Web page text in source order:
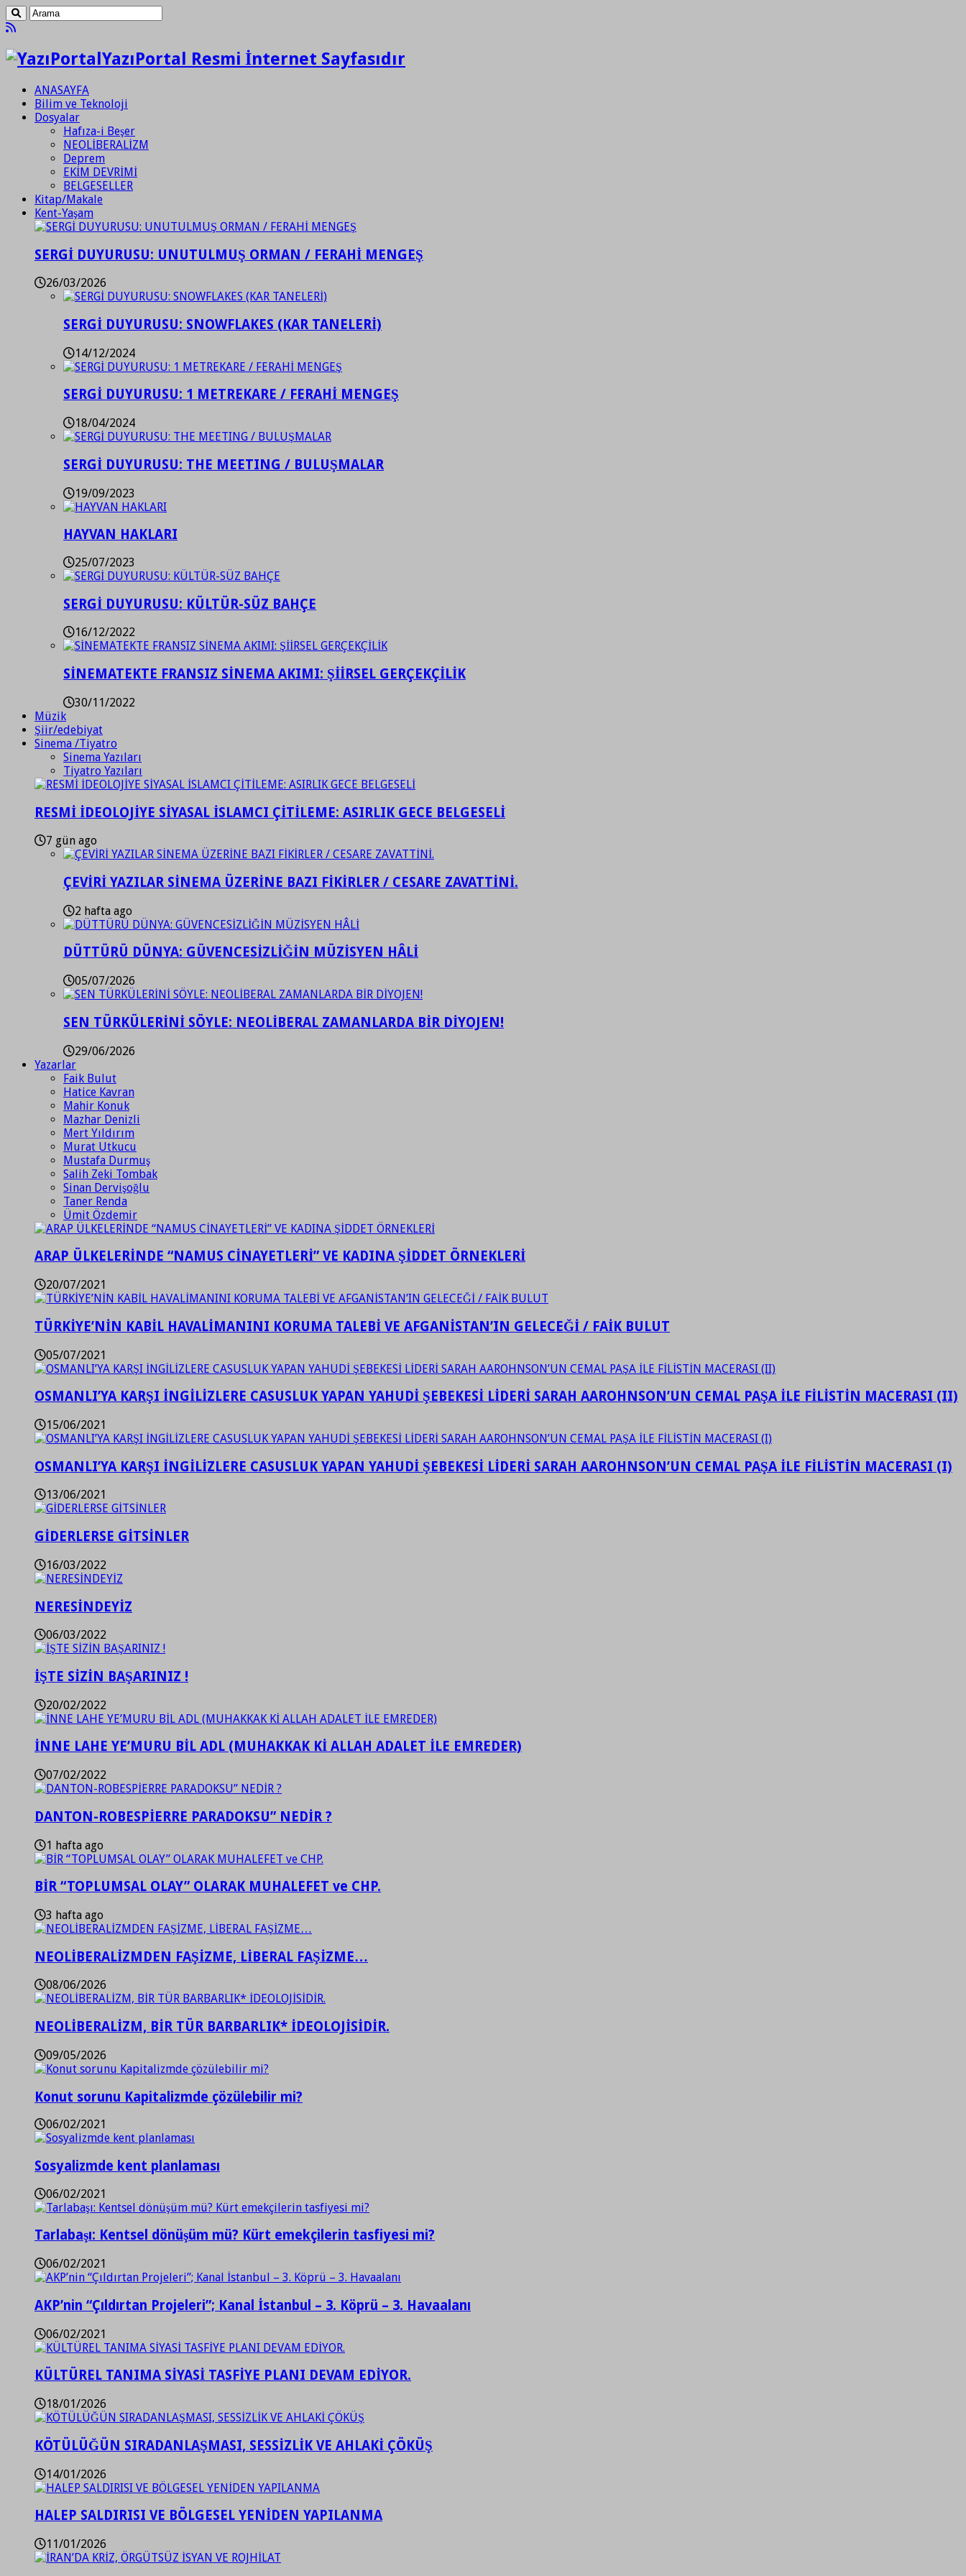
YazıPortal Resmi İnternet Sayfasıdır
ANASAYFA
Bilim ve Teknoloji
Dosyalar
Hafıza-i Beşer
NEOLİBERALİZM
Deprem
EKİM DEVRİMİ
BELGESELLER
Kitap/Makale
Kent-Yaşam
SERGİ DUYURUSU: UNUTULMUŞ ORMAN / FERAHİ MENGEŞ
26/03/2026
SERGİ DUYURUSU: SNOWFLAKES (KAR TANELERİ)
14/12/2024
SERGİ DUYURUSU: 1 METREKARE / FERAHİ MENGEŞ
18/04/2024
SERGİ DUYURUSU: THE MEETING / BULUŞMALAR
19/09/2023
HAYVAN HAKLARI
25/07/2023
SERGİ DUYURUSU: KÜLTÜR-SÜZ BAHÇE
16/12/2022
SİNEMATEKTE FRANSIZ SİNEMA AKIMI: ŞİİRSEL GERÇEKÇİLİK
30/11/2022
Müzik
Şiir/edebiyat
Sinema /Tiyatro
Sinema Yazıları
Tiyatro Yazıları
RESMİ İDEOLOJİYE SİYASAL İSLAMCI ÇİTİLEME: ASIRLIK GECE BELGESELİ
7 gün ago
ÇEVİRİ YAZILAR SİNEMA ÜZERİNE BAZI FİKİRLER / CESARE ZAVATTİNİ.
2 hafta ago
DÜTTÜRÜ DÜNYA: GÜVENCESİZLİĞİN MÜZİSYEN HÂLİ
05/07/2026
SEN TÜRKÜLERİNİ SÖYLE: NEOLİBERAL ZAMANLARDA BİR DİYOJEN!
29/06/2026
Yazarlar
Faik Bulut
Hatice Kavran
Mahir Konuk
Mazhar Denizli
Mert Yıldırım
Murat Utkucu
Mustafa Durmuş
Salih Zeki Tombak
Sinan Dervişoğlu
Taner Renda
Ümit Özdemir
ARAP ÜLKELERİNDE “NAMUS CİNAYETLERİ” VE KADINA ŞİDDET ÖRNEKLERİ
20/07/2021
TÜRKİYE’NİN KABİL HAVALİMANINI KORUMA TALEBİ VE AFGANİSTAN’IN GELECEĞİ / FAİK BULUT
05/07/2021
OSMANLI’YA KARŞI İNGİLİZLERE CASUSLUK YAPAN YAHUDİ ŞEBEKESİ LİDERİ SARAH AAROHNSON’UN CEMAL PAŞA İLE FİLİSTİN MACERASI (II)
15/06/2021
OSMANLI’YA KARŞI İNGİLİZLERE CASUSLUK YAPAN YAHUDİ ŞEBEKESİ LİDERİ SARAH AAROHNSON’UN CEMAL PAŞA İLE FİLİSTİN MACERASI (I)
13/06/2021
GİDERLERSE GİTSİNLER
16/03/2022
NERESİNDEYİZ
06/03/2022
İŞTE SİZİN BAŞARINIZ !
20/02/2022
İNNE LAHE YE’MURU BİL ADL (MUHAKKAK Kİ ALLAH ADALET İLE EMREDER)
07/02/2022
DANTON-ROBESPİERRE PARADOKSU” NEDİR ?
1 hafta ago
BİR “TOPLUMSAL OLAY” OLARAK MUHALEFET ve CHP.
3 hafta ago
NEOLİBERALİZMDEN FAŞİZME, LİBERAL FAŞİZME…
08/06/2026
NEOLİBERALİZM, BİR TÜR BARBARLIK* İDEOLOJİSİDİR.
09/05/2026
Konut sorunu Kapitalizmde çözülebilir mi?
06/02/2021
Sosyalizmde kent planlaması
06/02/2021
Tarlabaşı: Kentsel dönüşüm mü? Kürt emekçilerin tasfiyesi mi?
06/02/2021
AKP’nin “Çıldırtan Projeleri”; Kanal İstanbul – 3. Köprü – 3. Havaalanı
06/02/2021
KÜLTÜREL TANIMA SİYASİ TASFİYE PLANI DEVAM EDİYOR.
18/01/2026
KÖTÜLÜĞÜN SIRADANLAŞMASI, SESSİZLİK VE AHLAKİ ÇÖKÜŞ
14/01/2026
HALEP SALDIRISI VE BÖLGESEL YENİDEN YAPILANMA
11/01/2026